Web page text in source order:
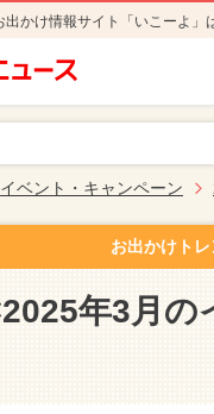
出かけ情報サイト「いこーよ」
イベント・キャンペーン
お出かけト
年3月の